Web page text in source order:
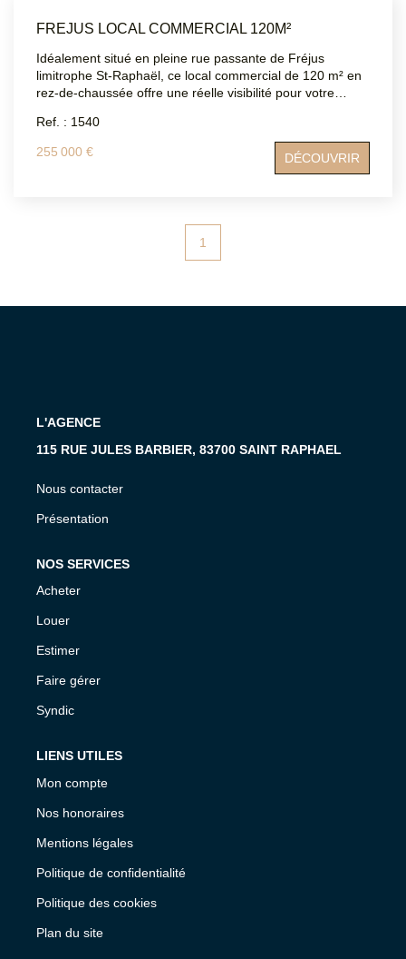
FREJUS LOCAL COMMERCIAL 120M²
Idéalement situé en pleine rue passante de Fréjus
limitrophe St-Raphaël, ce local commercial de 120 m² en
rez-de-chaussée offre une réelle visibilité pour votre
d'une salle d'attente, d'une salle technique, d'un bureau
biologiste, d'une cuisine, de deux WC, d'un local serveur
et de trois pièces exploitables offrant de nombreuses
possibilités d'aménagement selon votre activité. Idéal
CONSEIL IMMOBILIER Tel agence : 04.94.83.19.96 Mail:
auxquels ce bien est exposé sont disponibles sur le site
Ref. : 1540
255 000 € DÉCOUVRIR
1
L'AGENCE
115 RUE JULES BARBIER, 83700 SAINT RAPHAEL
Nous contacter
Présentation
NOS SERVICES
Acheter
Louer
Estimer
Faire gérer
Syndic
LIENS UTILES
Mon compte
Nos honoraires
Mentions légales
Politique de confidentialité
Politique des cookies
Plan du site